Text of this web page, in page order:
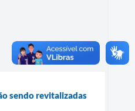
sendo revitalizadas